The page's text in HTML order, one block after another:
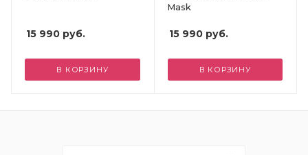
15 990 руб.
В КОРЗИНУ
Mask
15 990руб.
В КОРЗИНУ